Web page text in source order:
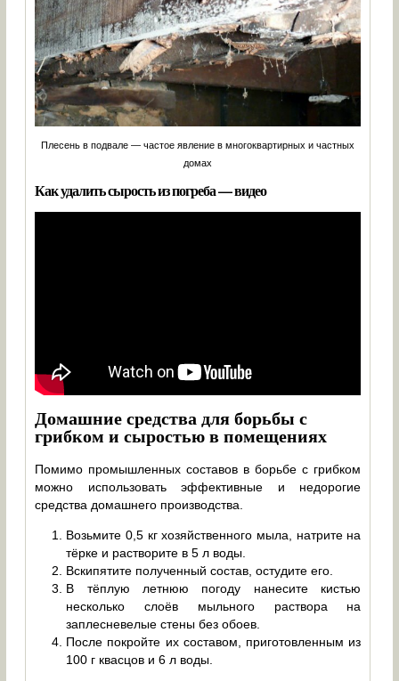
Плесень в подвале — частое явление в многоквартирных и частных
домах
Как удалить сырость из погреба — видео
Домашние средства для борьбы с
грибком и сыростью в помещениях
Помимо промышленных составов в борьбе с грибком
можно использовать эффективные и недорогие
средства домашнего производства.
Возьмите 0,5 кг хозяйственного мыла, натрите на
тёрке и растворите в 5 л воды.
Вскипятите полученный состав, остудите его.
В тёплую летнюю погоду нанесите кистью
несколько слоёв мыльного раствора на
заплесневелые стены без обоев.
После покройте их составом, приготовленным из
100 г квасцов и 6 л воды.